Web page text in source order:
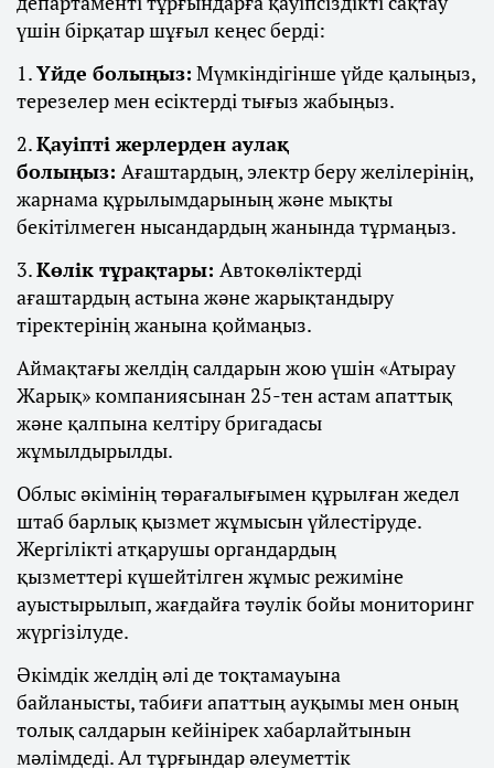
үшін бірқатар шұғыл кеңес берді:
1.Үйде болыңыз: Мүмкіндігінше үйде қалыңыз,
терезелер мен есіктерді тығыз жабыңыз.
2.Қауіпті жерлерден аулақ
болыңыз: Ағаштардың, электр беру желілерінің,
жарнама құрылымдарының және мықты
бекітілмеген нысандардың жанында тұрмаңыз.
3.Көлік тұрақтары: Автокөліктерді
ағаштардың астына және жарықтандыру
тіректерінің жанына қоймаңыз.
Аймақтағы желдің салдарын жою үшін «Атырау
Жарық» компаниясынан 25-тен астам апаттық
және қалпына келтіру бригадасы
жұмылдырылды.
Облыс әкімінің төрағалығымен құрылған жедел
штаб барлық қызмет жұмысын үйлестіруде.
Жергілікті атқарушы органдардың
қызметтері күшейтілген жұмыс режиміне
ауыстырылып, жағдайға тәулік бойы мониторинг
жүргізілуде.
Әкімдік желдің әлі де тоқтамауына
байланысты, табиғи апаттың ауқымы мен оның
толық салдарын кейінірек хабарлайтынын
мәлімдеді. Ал тұрғындар әлеуметтік